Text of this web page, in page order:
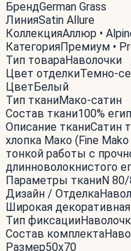
БрендGerman Grass
ЛинияSatin Allure
КоллекцияАллюр •
КатегорияПремиум •
Тип товараНаволочки
Цвет отделкиТемно-
ЦветБелый
Тип тканиМако-сатин
Состав ткани100%
Описание тканиСатин
хлопка Мако (Fine
тонкой работы с
длинноволокнистого
Параметры тканиN
Дизайн / Отделка
Широкая
Тип фиксации
Состав комплекта
Размер50x70